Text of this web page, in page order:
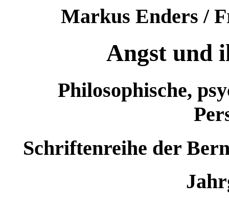
Markus Enders /
Angst und
Philosophische,
Schriftenreihe der